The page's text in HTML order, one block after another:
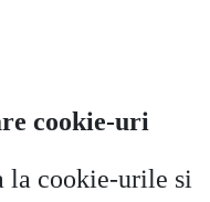
cookie-uri
la cookie-urile si